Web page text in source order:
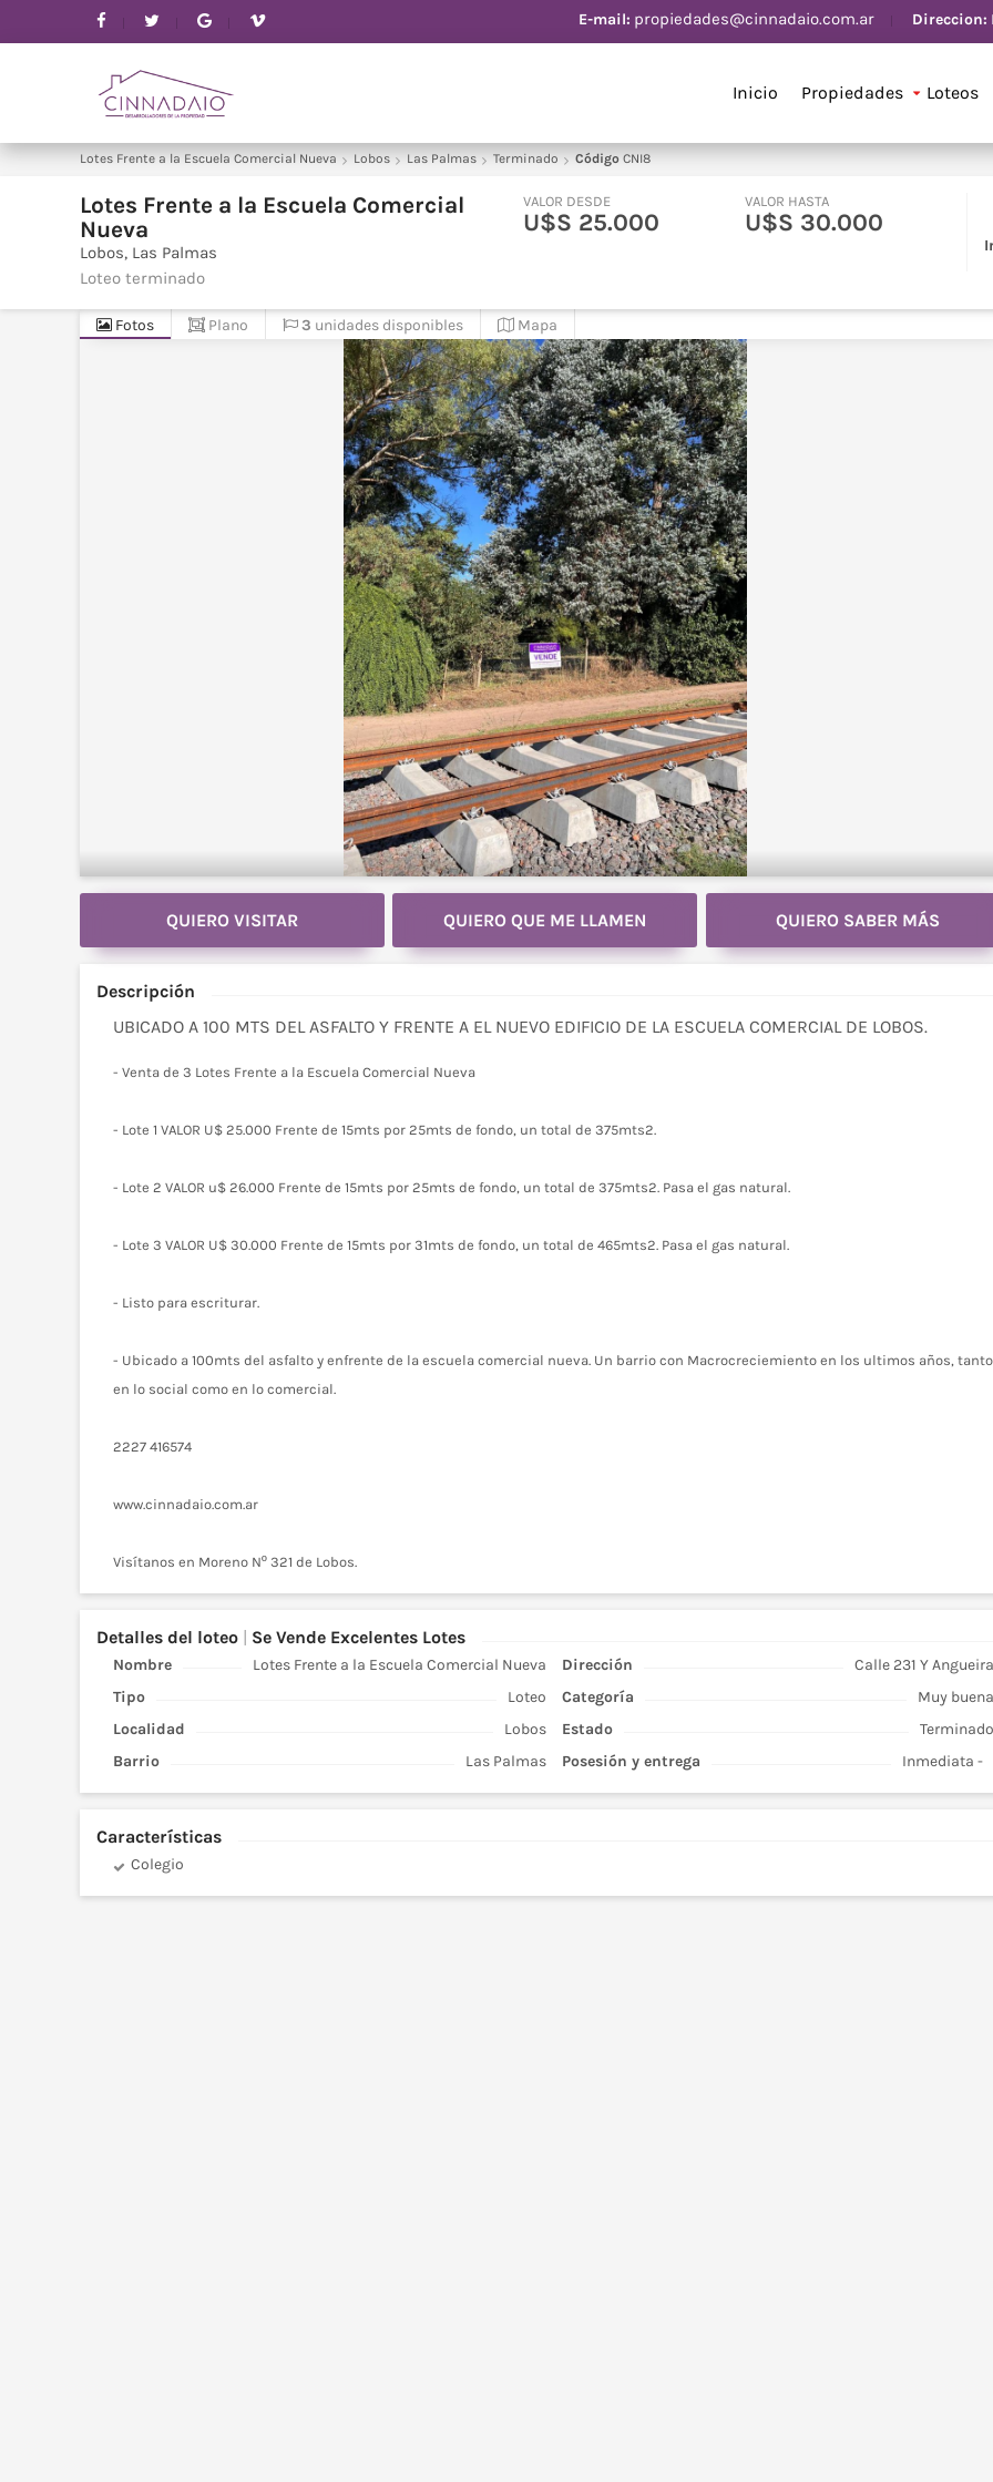
E-mail: propiedades@cinnadaio.com.ar Direccion:
Inicio Propiedades Loteos
Lotes Frente a la Escuela Comercial Nueva Lobos Las Palmas Terminado Código CNI8
Lotes Frente a la Escuela Comercial
Nueva
Lobos Las Palmas
Loteo terminado
VALOR DESDE
U$S 25.000
VALOR HASTA
U$S 30.000
Fotos Plano 3 unidades disponibles Mapa
QUIERO VISITAR QUIERO QUE ME LLAMEN QUIERO SABER MÁS
Descripción
UBICADO A 100 MTS DEL ASFALTO Y FRENTE A EL NUEVO EDIFICIO DE LA ESCUELA COMERCIAL DE LOBOS.
- Venta de 3 Lotes Frente a la Escuela Comercial Nueva
- Lote 1 VALOR U$ 25.000 Frente de 15mts por 25mts de fondo, un total de 375mts2.
- Lote 2 VALOR u$ 26.000 Frente de 15mts por 25mts de fondo, un total de 375mts2. Pasa el gas natural.
- Lote 3 VALOR U$ 30.000 Frente de 15mts por 31mts de fondo, un total de 465mts2. Pasa el gas natural.
- Listo para escriturar.
- Ubicado a 100mts del asfalto y enfrente de la escuela comercial nueva. Un barrio con Macrocreciemiento en los ultimos años, tanto
en lo social como en lo comercial.
2227 416574
www.cinnadaio.com.ar
Visítanos en Moreno Nº 321 de Lobos.
Detalles del loteo | Se Vende Excelentes Lotes
Nombre
Lotes Frente a la Escuela Comercial Nueva
Tipo
Loteo
Localidad
Lobos
Barrio
Las Palmas
Dirección
Calle 231 Y Angueira
Categoría
Muy buena
Estado
Terminado
Posesión y entrega
Inmediata -
Características
Colegio